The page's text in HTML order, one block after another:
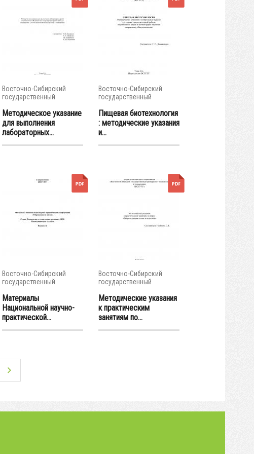
Восточно-Сибирский
государственный
Методическое указание
для выполнения
лабораторных...
Восточно-Сибирский
государственный
Пищевая биотехнология
: методические указания
и...
Восточно-Сибирский
государственный
Материалы
Национальной научно-
практической...
Восточно-Сибирский
государственный
Методические указания
к практическим
занятиям по...